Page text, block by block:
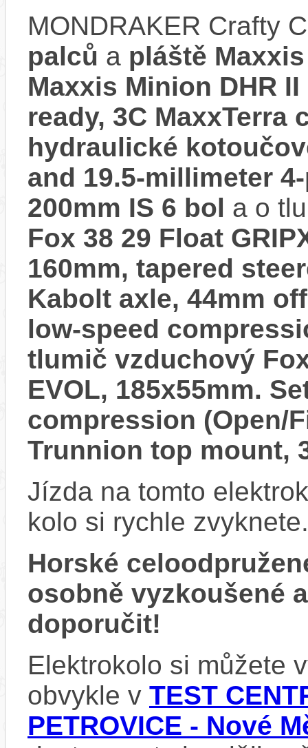
MONDRAKER Crafty
palců a pláště
Maxxis Minion DHR
ready, 3C MaxxTerra
hydraulické
and 19.5-millimeter
200mm IS 6 bol a o
Fox 38 29 Float
160mm, tapered
Kabolt axle, 44mm
low-speed
tlumič vzduchový
EVOL, 185x55mm.
compression (Open/
Trunnion top mount,
Jízda na tomto
kolo si rychle zvyknete.
Horské
osobně vyzkoušené
doporučit!
Elektrokolo si můžete
obvykle v TEST
PETROVICE - Nové